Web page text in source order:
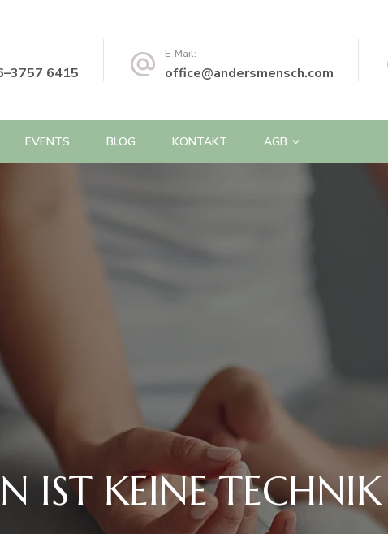
6415
E-Mail:
office@andersmensch.com
EVENTS BLOG KONTAKT AGB
IST KEINE TECHNIK